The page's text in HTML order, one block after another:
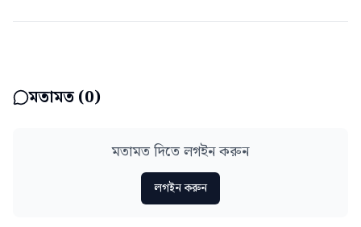
মতামত (0)
মতামত দিতে লগইন করুন
লগইন করুন